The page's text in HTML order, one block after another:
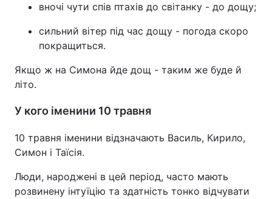
вночі чути спів птахів до світанку - до дощу;
сильний вітер під час дощу - погода скоро
покращиться.
Якщо ж на Симона йде дощ - таким же буде й
літо.
У кого іменини 10 травня
10 травня іменини відзначають Василь, Кирило,
Симон і Таїсія.
Люди, народжені в цей період, часто мають
розвинену інтуїцію та здатність тонко відчувати